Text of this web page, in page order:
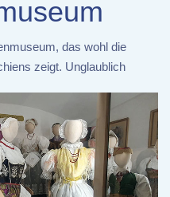
das wohl die
zeigt. Unglaublich